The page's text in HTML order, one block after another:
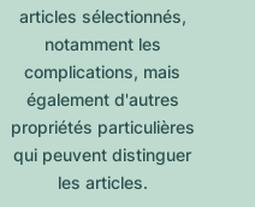
articles sélectionnés,
notamment les
complications, mais
également d'autres
propriétés particulières
qui peuvent distinguer
les articles.